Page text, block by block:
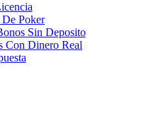
De Poker
Sin Deposito
Con Dinero Real